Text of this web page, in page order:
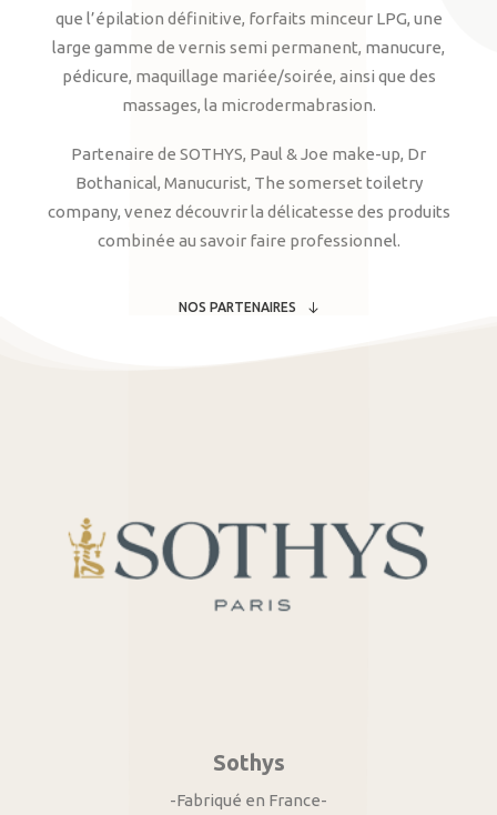
que l’épilation définitive, forfaits minceur LPG, une
large gamme de vernis semi permanent, manucure,
pédicure, maquillage mariée/soirée, ainsi que des
massages, la microdermabrasion.
Partenaire de SOTHYS, Paul & Joe make-up, Dr
Bothanical, Manucurist, The somerset toiletry
company, venez découvrir la délicatesse des produits
combinée au savoir faire professionnel.
NOS PARTENAIRES
Sothys
-Fabriqué en France-